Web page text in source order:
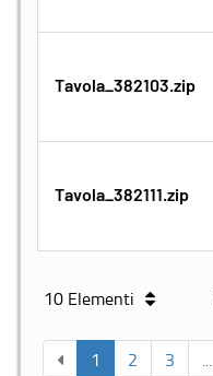
Tavola_382103.zip
Tavola_382111.zip
10 Elementi
1 2 3 ...